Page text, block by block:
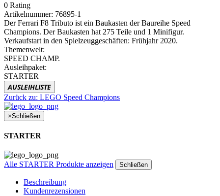
0 Rating
Artikelnummer: 76895-1
Der Ferrari F8 Tributo ist ein Baukasten der Baureihe Speed
Champions. Der Baukasten hat 275 Teile und 1 Minifigur.
Verkaufstart in den Spielzeuggeschäften: Frühjahr 2020.
Themenwelt:
SPEED CHAMP.
Ausleihpaket:
STARTER
AUSLEIHLISTE
Zurück zu: LEGO Speed Champions
×Schließen
STARTER
Alle STARTER Produkte anzeigen Schließen
Beschreibung
Kundenrezensionen